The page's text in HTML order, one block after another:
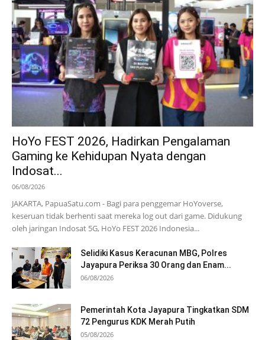
HoYo FEST 2026, Hadirkan Pengalaman
Gaming ke Kehidupan Nyata dengan
Indosat...
06/08/2026
JAKARTA, PapuaSatu.com - Bagi para penggemar HoYoverse,
keseruan tidak berhenti saat mereka log out dari game. Didukung
oleh jaringan Indosat 5G, HoYo FEST 2026 Indonesia...
Selidiki Kasus Keracunan MBG, Polres
Jayapura Periksa 30 Orang dan Enam...
06/08/2026
Pemerintah Kota Jayapura Tingkatkan SDM
72 Pengurus KDK Merah Putih
05/08/2026